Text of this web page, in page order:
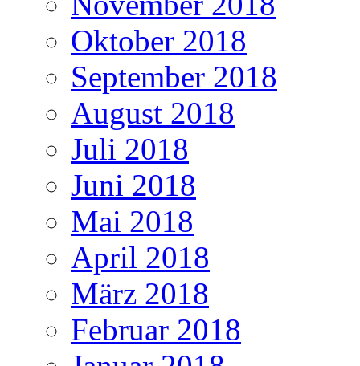
Oktober 2018
September 2018
August 2018
Juli 2018
Juni 2018
Mai 2018
April 2018
März 2018
Februar 2018